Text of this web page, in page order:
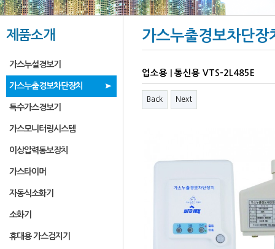
제품소개
가스누설경보기
가스누출경보차단장치
특수가스경보기
가스모니터링시스템
이상압력통보장치
가스타이머
자동식소화기
소화기
휴대용 가스검지기
가스누출경보차단장
업소용 | 통신용 VTS-2L485E
Back Next